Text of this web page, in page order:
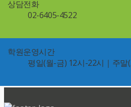
상담전화
02-6405-4522
학원운영시간
평일(월-금) 12시-22시｜주말